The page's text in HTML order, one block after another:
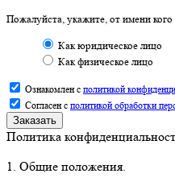
Пожалуйста, укажите, от имени кого
Как юридическое лицо
Как физическое лицо
Ознакомлен с политикой
Согласен с политикой обработки
Заказать
Политика
1. Общие положения.